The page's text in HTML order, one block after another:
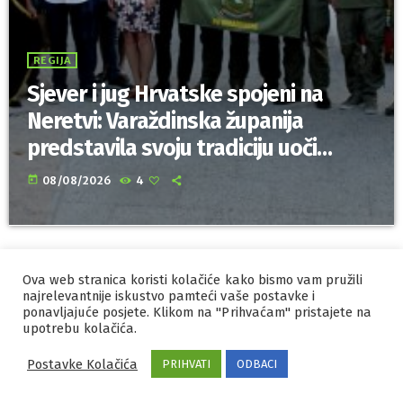
REGIJA
Sjever i jug Hrvatske spojeni na
Neretvi: Varaždinska županija
predstavila svoju tradiciju uoči
Maratona lađa
today 08/08/2026 4
IZRADA I HOSTINGORBIS
MARKETING
PRAVILA PRIVATNOSTI
Ova web stranica koristi kolačiće kako bismo vam pružili
najrelevantnije iskustvo pamteći vaše postavke i
ponavljajuće posjete. Klikom na "Prihvaćam" pristajete na
upotrebu kolačića.
Postavke Kolačića PRIHVATI ODBACI